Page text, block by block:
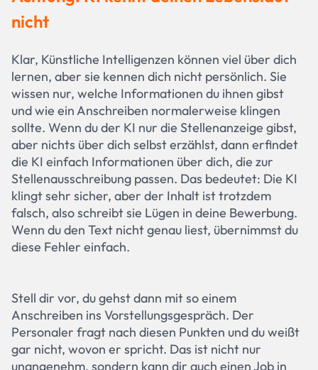
nicht
Klar, Künstliche Intelligenzen können viel über dich
lernen, aber sie kennen dich nicht persönlich. Sie
wissen nur, welche Informationen du ihnen gibst
und wie ein Anschreiben normalerweise klingen
sollte. Wenn du der KI nur die Stellenanzeige gibst,
aber nichts über dich selbst erzählst, dann erfindet
die KI einfach Informationen über dich, die zur
Stellenausschreibung passen. Das bedeutet: Die KI
klingt sehr sicher, aber der Inhalt ist trotzdem
falsch, also schreibt sie Lügen in deine Bewerbung.
Wenn du den Text nicht genau liest, übernimmst du
diese Fehler einfach.
Stell dir vor, du gehst dann mit so einem
Anschreiben ins Vorstellungsgespräch. Der
Personaler fragt nach diesen Punkten und du weißt
gar nicht, wovon er spricht. Das ist nicht nur
unangenehm, sondern kann dir auch einen Job in